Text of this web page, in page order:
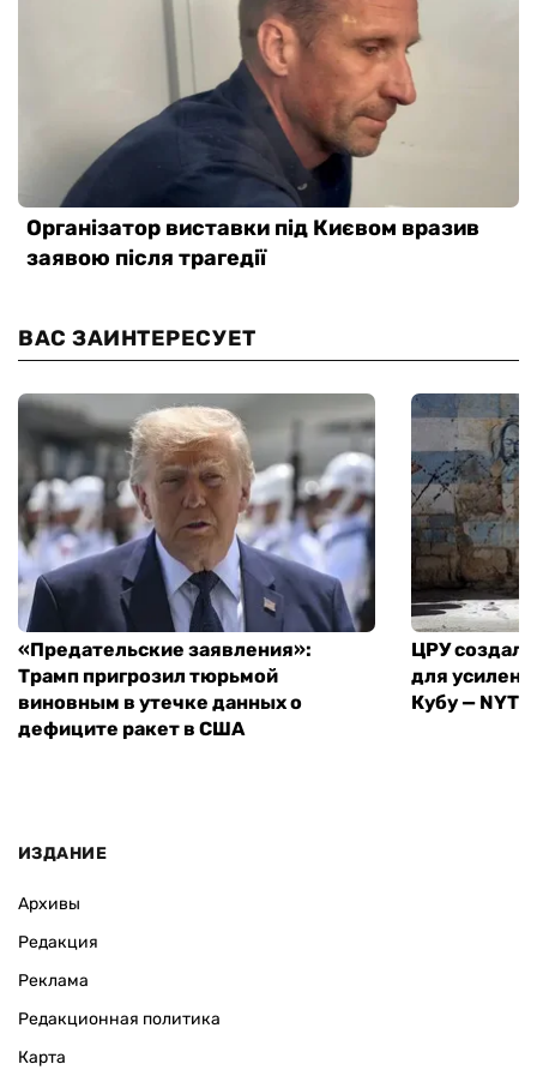
ВАС ЗАИНТЕРЕСУЕТ
«Предательские заявления»:
Трамп пригрозил тюрьмой
виновным в утечке данных о
дефиците ракет в США
ЦРУ
для
Кубу — NYT
ИЗДАНИЕ
Архивы
Редакция
Реклама
Редакционная политика
Карта